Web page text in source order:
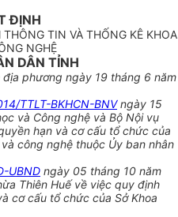
ĐỊNH
TIN VÀ THỐNG KÊ KHOA
NGHỆ
DÂN TỈNH
phương ngày 19 tháng 6 năm
TTLT-BKHCN-BNVngày 15
và Công nghệ và Bộ Nội vụ
hạn và cơ cấu tổ chức của
công nghệ thuộc Ủy ban nhân
UBND ngày 05 tháng 10 năm
Thiên Huế về việc quy định
cơ cấu tổ chức của Sở Khoa